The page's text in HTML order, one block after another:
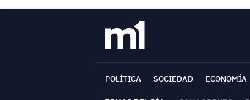
POLÍTICA SOCIEDAD ECONOMÍA